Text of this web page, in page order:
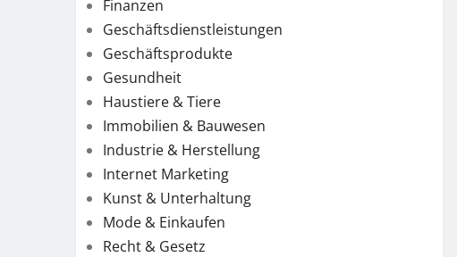
Finanzen
Geschäftsdienstleistungen
Geschäftsprodukte
Gesundheit
Haustiere & Tiere
Immobilien & Bauwesen
Industrie & Herstellung
Internet Marketing
Kunst & Unterhaltung
Mode & Einkaufen
Recht & Gesetz